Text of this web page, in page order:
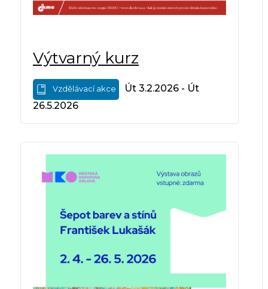
Výtvarný kurz
Vzdělávací akce
Út 3.2.2026 - Út
26.5.2026